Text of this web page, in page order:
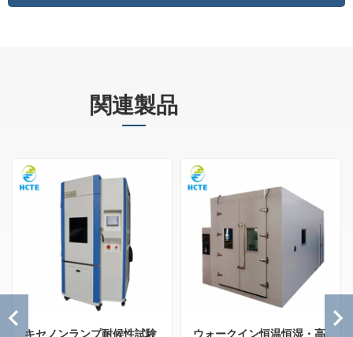
関連製品
キセノンランプ耐候性試験
ウォークイン恒温恒湿・高